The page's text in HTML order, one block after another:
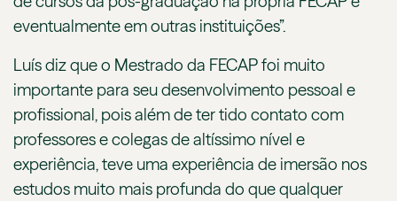
eventualmente em outras instituições”.
Luís diz que o Mestrado da FECAP foi muito
importante para seu desenvolvimento pessoal e
profissional, pois além de ter tido contato com
professores e colegas de altíssimo nível e
experiência, teve uma experiência de imersão nos
estudos muito mais profunda do que qualquer